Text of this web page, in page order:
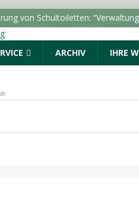
und Festnahmen
im Landesmuseum für
ARCHIV IHRE